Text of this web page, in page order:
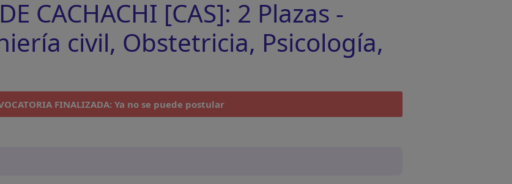
CACHACHI [CAS]: 2 Plazas -
civil, Obstetricia, Psicología,
FINALIZADA: Ya no se puede postular